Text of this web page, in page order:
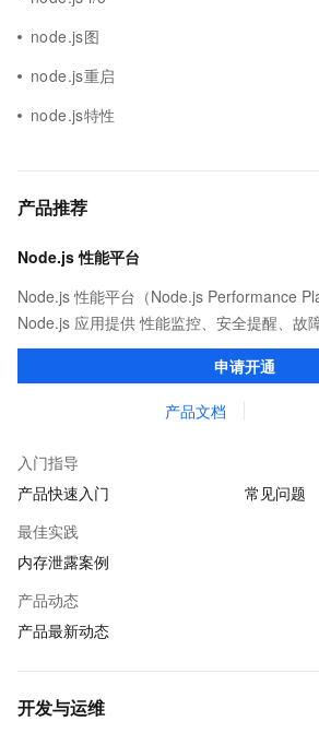
node.js图
node.js重启
node.js特性
产品推荐
Node.js 性能平台
Node.js 性能平台（Node.js Performance
Node.js 应用提供 性能监控、安全提醒、故
务的整体性解决方案。提供完善的工具链和
申请开通
产品文档
入门指导
产品快速入门
常见问题
最佳实践
内存泄露案例
产品动态
产品最新动态
开发与运维